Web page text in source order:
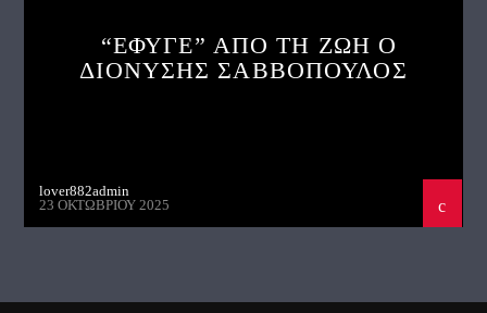
“ΕΦΥΓΕ” ΑΠΟ ΤΗ ΖΩΗ Ο
ΔΙΟΝΥΣΗΣ ΣΑΒΒΟΠΟΥΛΟΣ
lover882admin
23 ΟΚΤΩΒΡΊΟΥ 2025